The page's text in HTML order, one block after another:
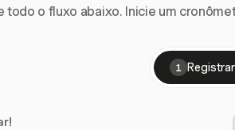
todo o fluxo abaixo. Inicie um
1 Registrar